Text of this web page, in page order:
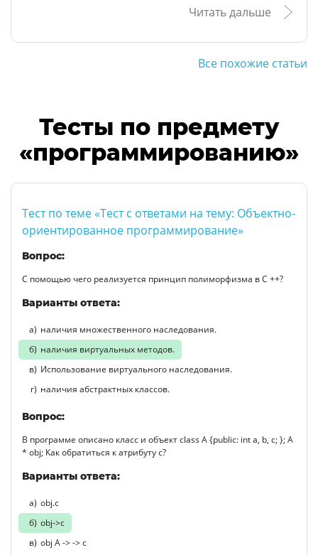
Читать дальше
Все похожие статьи
Тесты по предмету
«программированию»
Тест по теме «Тест с ответами на тему: Объектно-
ориентированное программирование»
Вопрос:
С помощью чего реализуется принцип полиморфизма в С ++?
Варианты ответа:
наличия множественного наследования.
наличия виртуальных методов.
Использование виртуального наследования.
наличия абстрактных классов.
Вопрос:
В программе описано класс и объект class A {public: int a, b, c; }; A
* obj; Как обратиться к атрибуту c?
Варианты ответа:
obj.c
obj->с
obj A -> -> с